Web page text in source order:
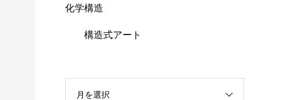
化学構造
構造式アート
月を選択